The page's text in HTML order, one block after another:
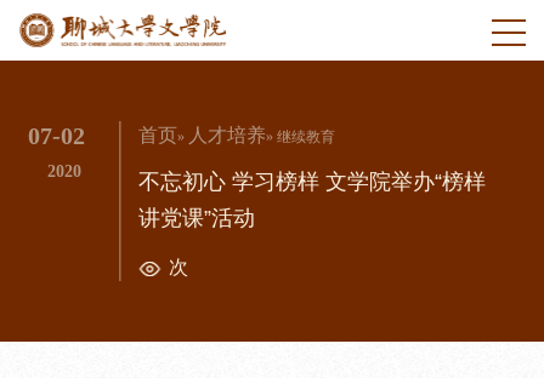
07-02
2020
首页» 人才培养» 继续教育
不忘初心 学习榜样 文学院举办“榜样
讲党课”活动
次